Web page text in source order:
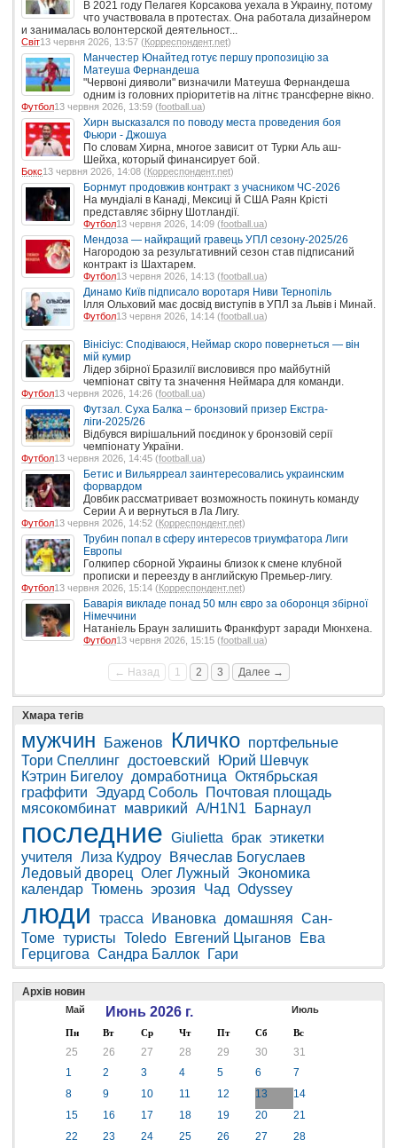
В 2021 году Пелагея Корсакова уехала в Украину, потому
что участвовала в протестах. Она работала дизайнером
и занималась волонтерской деятельност...
Світ13 червня 2026, 13:57 ( Корреспондент.net)
Манчестер Юнайтед готує першу пропозицію за
Матеуша Фернандеша
"Червоні дияволи" визначили Матеуша Фернандеша
одним із головних пріоритетів на літнє трансферне вікно.
Футбол13 червня 2026, 13:59 (football.ua)
Хирн высказался по поводу места проведения боя
Фьюри - Джошуа
По словам Хирна, многое зависит от Турки Аль аш-
Шейха, который финансирует бой.
Бокс13 червня 2026, 14:08 ( Корреспондент.net)
Борнмут продовжив контракт з учасником ЧС-2026
На мундіалі в Канаді, Мексиці й США Раян Крісті
представляє збірну Шотландії.
Футбол13 червня 2026, 14:09 (football.ua)
Мендоза — найкращий гравець УПЛ сезону-2025/26
Нагородою за результативний сезон став підписаний
контракт із Шахтарем.
Футбол13 червня 2026, 14:13 (football.ua)
Динамо Київ підписало воротаря Ниви Тернопіль
Ілля Ольховий має досвід виступів в УПЛ за Львів і Минай.
Футбол13 червня 2026, 14:14 (football.ua)
Вінісіус: Сподіваюся, Неймар скоро повернеться — він
мій кумир
Лідер збірної Бразилії висловився про майбутній
чемпіонат світу та значення Неймара для команди.
Футбол13 червня 2026, 14:26 (football.ua)
Футзал. Суха Балка – бронзовий призер Екстра-
ліги-2025/26
Відбувся вирішальний поєдинок у бронзовій серії
чемпіонату України.
Футбол13 червня 2026, 14:45 (football.ua)
Бетис и Вильярреал заинтересовались украинским
форвардом
Довбик рассматривает возможность покинуть команду
Серии А и вернуться в Ла Лигу.
Футбол13 червня 2026, 14:52 (Корреспондент.net)
Трубин попал в сферу интересов триумфатора Лиги
Европы
Голкипер сборной Украины близок к смене клубной
прописки и переезду в английскую Премьер-лигу.
Футбол13 червня 2026, 15:14 (Корреспондент.net)
Баварія викладе понад 50 млн євро за оборонця збірної
Німеччини
Натаніель Браун залишить Франкфурт заради Мюнхена.
Футбол13 червня 2026, 15:15 (football.ua)
← Назад 1 2 3 Далее →
Хмара тегів
мужчин Баженов Кличко портфельные
Тори Спеллинг достоевский
Юрий Шевчук
Кэтрин Бигелоу домработница Октябрьская
граффити
Эдуард Соболь
Почтовая площадь
мясокомбинат маврикий A/H1N1 Барнаул
последние Giulietta брак этикетки
учителя Лиза Кудроу
Вячеслав Богуслаев
Ледовый дворец Олег Лужный
Экономика
календар Тюмень эрозия Чад Odyssey
люди трасса Ивановка домашняя Сан-
Томе туристы Toledo Евгений Цыганов
Ева
Герцигова Сандра Баллок Гари
Архів новин
Май Июнь 2026 г. Июль
Пн Вт Ср Чт Пт Сб Вс
25 26 27 28 29 30
31
1
2 3 4 5 6
7
8
9 10 11 12 13
14
15
16 17 18 19 20
21
22
23 24 25 26 27
28